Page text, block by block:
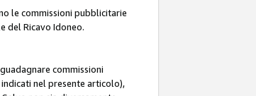
le commissioni pubblicitarie
del Ricavo Idoneo.
commissioni
nel presente articolo),